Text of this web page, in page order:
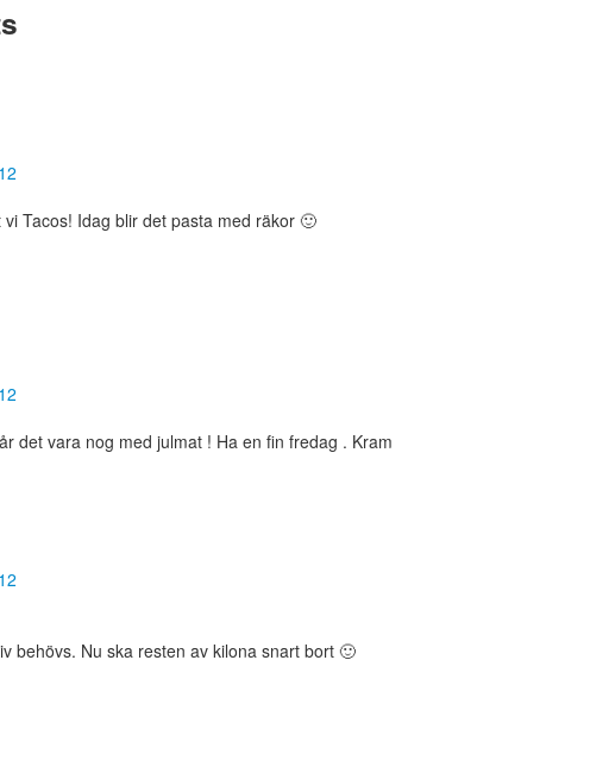
Tacos! Idag blir det pasta med räkor 🙂
det vara nog med julmat ! Ha en fin fredag . Kram
behövs. Nu ska resten av kilona snart bort 🙂